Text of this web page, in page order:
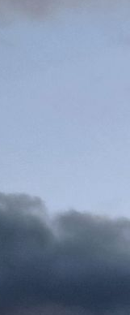
des Segelclubs